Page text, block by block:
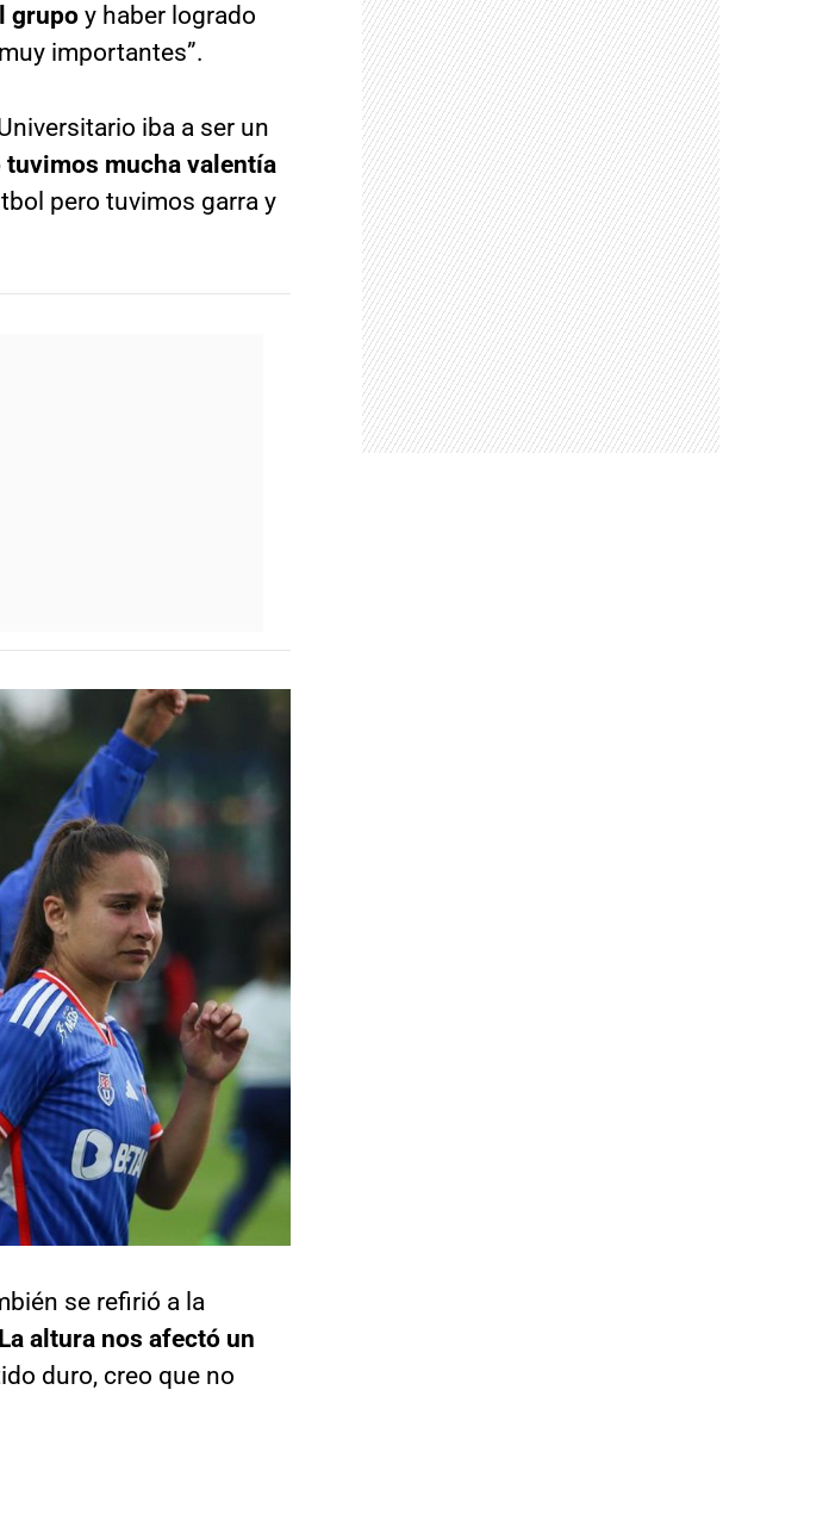
grupo y haber logrado
importantes”.
iba a ser un
mucha valentía
pero tuvimos garra y
se refirió a la
La altura nos afectó un
duro, creo que no